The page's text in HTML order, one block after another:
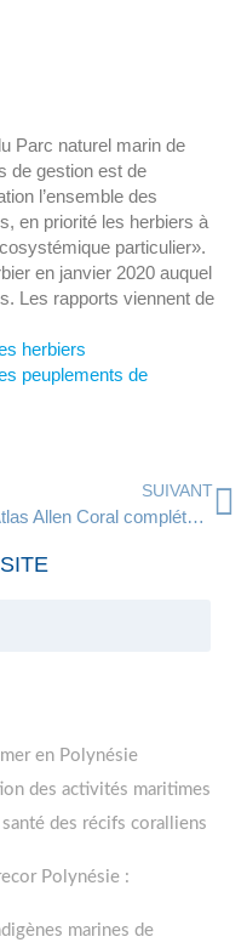
Parc naturel marin de
de gestion est de
l’ensemble des
en priorité les herbiers à
particulier».
en janvier 2020 auquel
Les rapports viennent de
herbiers
peuplements de
SUIVANT
L’Atlas Allen Coral complété pour l’océan indien
en Polynésie
des activités maritimes
des récifs coralliens
Polynésie :
marines de